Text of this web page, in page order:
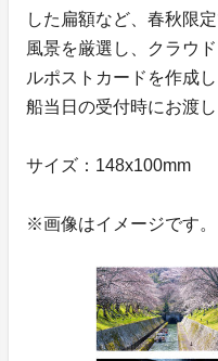
した扁額など、春秋限
風景を厳選し、クラウ
ルポストカードを作成
船当日の受付時にお渡し
サイズ：148x100mm
※画像はイメージです。